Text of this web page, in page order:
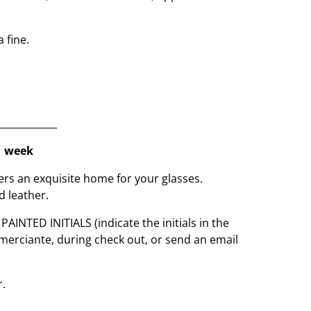
fine.
week
an exquisite home for your glasses.
leather.
PAINTED INITIALS (indicate the initials in the
during check out, or send an email